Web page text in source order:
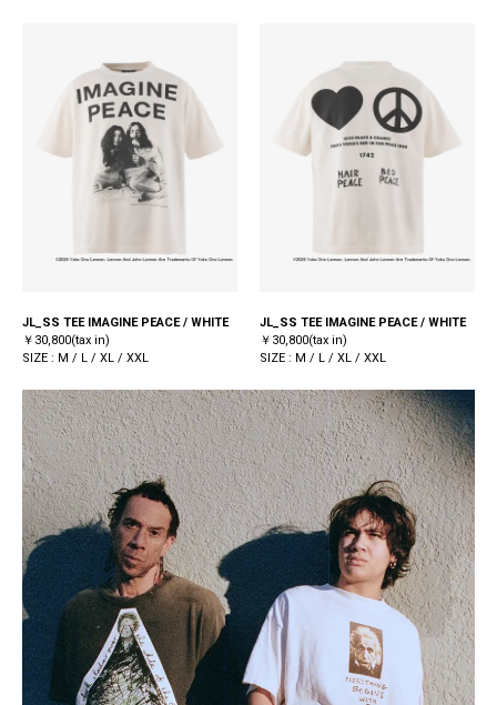
JL_SS TEE IMAGINE PEACE / WHITE
￥30,800(tax in)
SIZE : M / L / XL / XXL
JL_SS TEE IMAGINE PEACE / WHITE
￥30,800(tax in)
SIZE : M / L / XL / XXL